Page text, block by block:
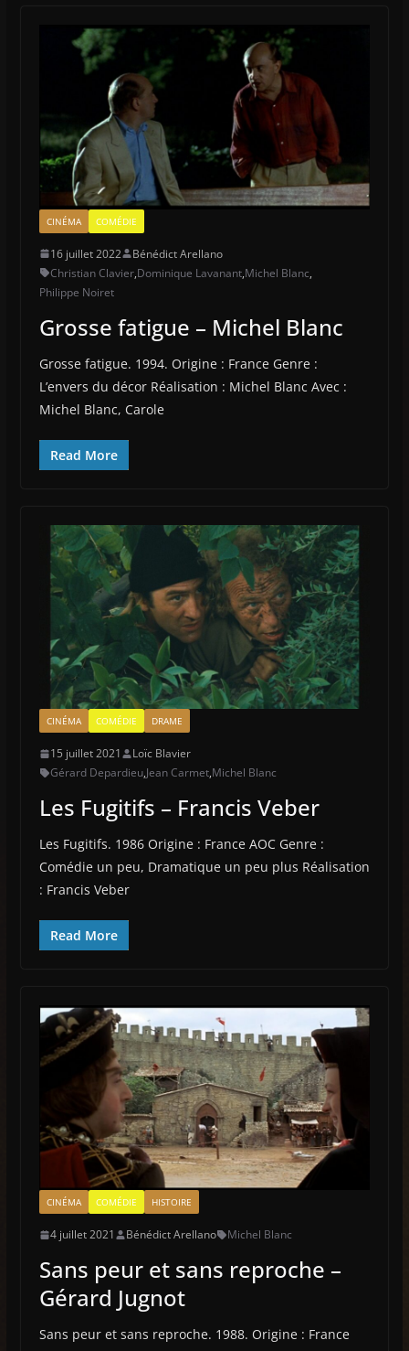
CINÉMA COMÉDIE
16 juillet 2022
Bénédict Arellano
Christian Clavier,Dominique Lavanant,Michel Blanc,
Philippe Noiret
Grosse fatigue – Michel Blanc
Grosse fatigue. 1994. Origine : France Genre :
L’envers du décor Réalisation : Michel Blanc Avec :
Michel Blanc, Carole
Read More
CINÉMA COMÉDIE DRAME
15 juillet 2021
Loïc Blavier
Gérard Depardieu,Jean Carmet,Michel Blanc
Les Fugitifs – Francis Veber
Les Fugitifs. 1986 Origine : France AOC Genre :
Comédie un peu, Dramatique un peu plus Réalisation
: Francis Veber
Read More
CINÉMA COMÉDIE HISTOIRE
4 juillet 2021 Bénédict Arellano Michel Blanc
Sans peur et sans reproche –
Gérard Jugnot
Sans peur et sans reproche. 1988. Origine : France